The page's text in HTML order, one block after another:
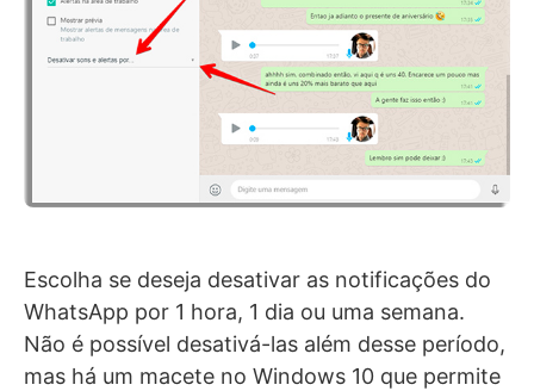
Escolha se deseja desativar as notificações do
WhatsApp por 1 hora, 1 dia ou uma semana.
Não é possível desativá-las além desse período,
mas há um macete no Windows 10 que permite